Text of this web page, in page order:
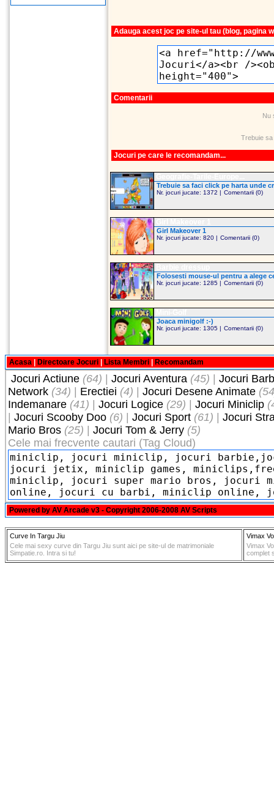
Adauga acest joc pe site-ul tau (blog, pagina
Comentarii
Nu
Trebuie
Jocuri pe care le recomandam...
Trebuie sa faci click pe harta unde
Nr. jocuri jucate: 1372 | Comentarii (0)
Girl Makeover 1
Nr. jocuri jucate: 820 | Comentarii (0)
Folosesti mouse-ul pentru a alege
Nr. jocuri jucate: 1285 | Comentarii (0)
Joaca minigolf :-)
Nr. jocuri jucate: 1305 | Comentarii (0)
Acasa Directoare Jocuri Lista Membri Recomandam
Jocuri Actiune (64) Jocuri Aventura (45)
Jocuri
Network (34) Erectiei (4) Jocuri Desene Animate
Indemanare (41) Jocuri Logice (29) Jocuri Miniclip
Jocuri Scooby Doo (6) Jocuri Sport (61)
Jocuri
Mario Bros (25) Jocuri Tom & Jerry (5)
Cele mai frecvente cautari (Tag Cloud)
Powered by AV Arcade v3 - Copyright 2006-2008 AV Scripts
Curve In Targu Jiu
Cele mai sexy curve din Targu Jiu sunt aici pe site-ul de matrimoniale
Simpatie.ro. Intra si tu!
Vimax
Vimax
complet